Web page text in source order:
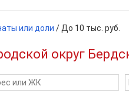
или доли / До 10 тыс. руб.
округ